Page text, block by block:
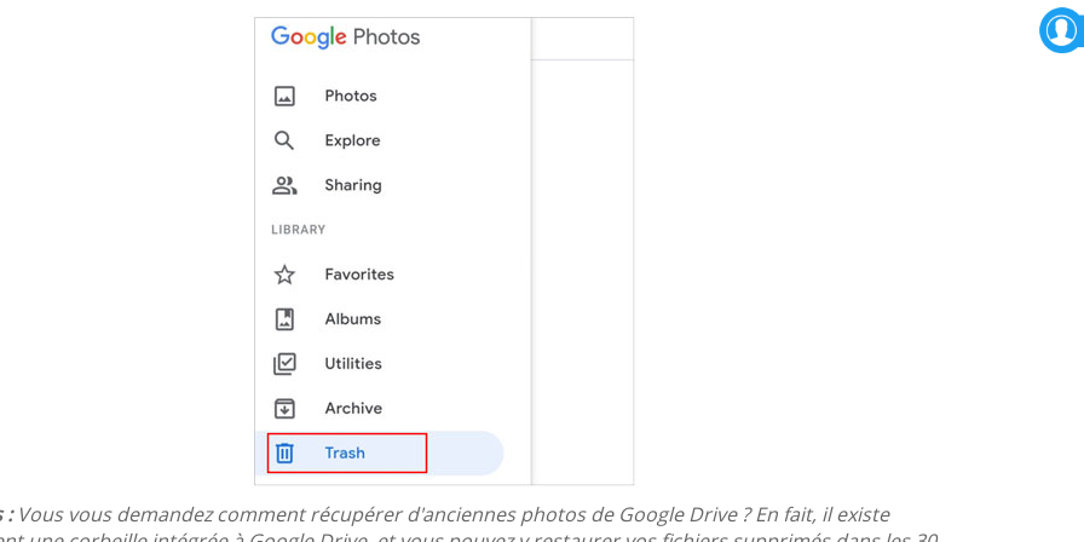
:Vous vous demandez comment récupérer d'anciennes photos de Google Drive ? En fait, il existe